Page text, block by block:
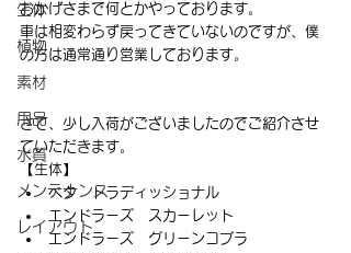
生体
植物
素材
用品
水質
メンテナンス
レイアウト
おかげさまで何とかやっております。
車は相変わらず戻ってきていないのですが、僕
の方は通常通り営業しております。
さて、少し入荷がございましたのでご紹介させ
ていただきます。
【生体】
ベタ　トラディッショナル
エンドラーズ　スカーレット
エンドラーズ　グリーンコブラ